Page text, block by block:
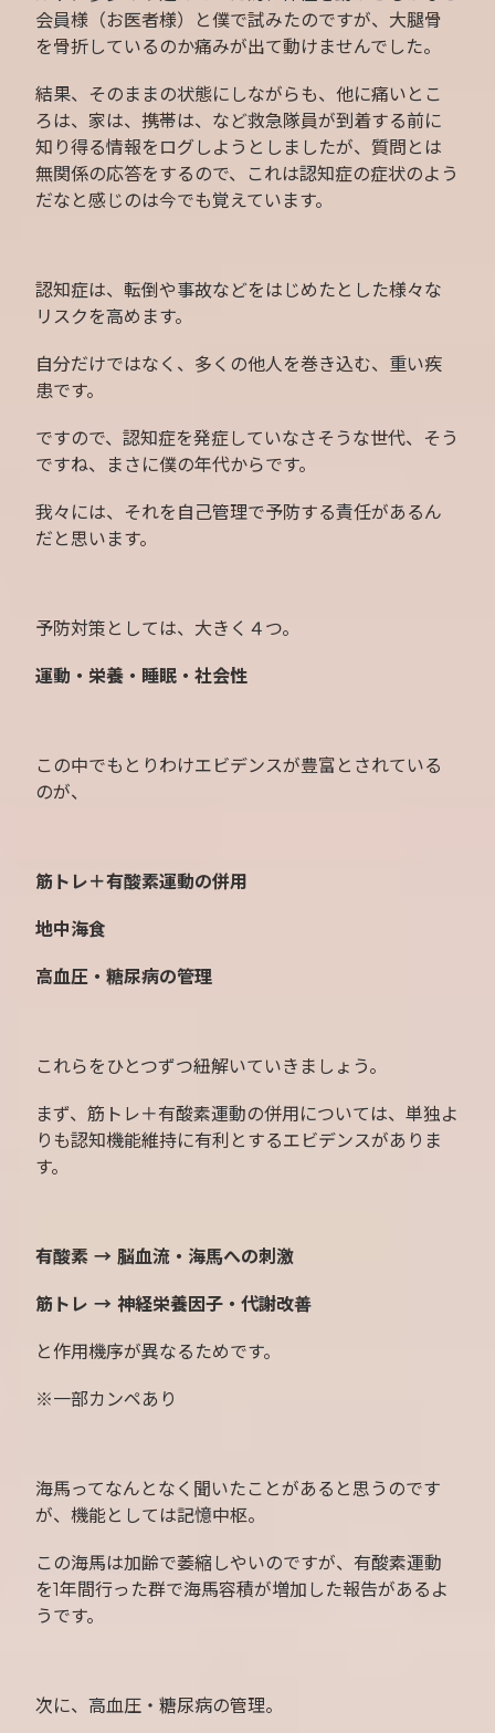
会員様（お医者様）と僕で試みたのですが、大腿骨
を骨折しているのか痛みが出て動けませんでした。
結果、そのままの状態にしながらも、他に痛いとこ
ろは、家は、携帯は、など救急隊員が到着する前に
知り得る情報をログしようとしましたが、質問とは
無関係の応答をするので、これは認知症の症状のよう
だなと感じのは今でも覚えています。
認知症は、転倒や事故などをはじめたとした様々な
リスクを高めます。
自分だけではなく、多くの他人を巻き込む、重い疾
患です。
ですので、認知症を発症していなさそうな世代、そう
ですね、まさに僕の年代からです。
我々には、それを自己管理で予防する責任があるん
だと思います。
予防対策としては、大きく４つ。
運動・栄養・睡眠・社会性
この中でもとりわけエビデンスが豊富とされている
のが、
筋トレ＋有酸素運動の併用
地中海食
高血圧・糖尿病の管理
これらをひとつずつ紐解いていきましょう。
まず、筋トレ＋有酸素運動の併用については、単独よ
りも認知機能維持に有利とするエビデンスがありま
す。
有酸素 → 脳血流・海馬への刺激
筋トレ → 神経栄養因子・代謝改善
と作用機序が異なるためです。
※一部カンペあり
海馬ってなんとなく聞いたことがあると思うのです
が、機能としては記憶中枢。
この海馬は加齢で萎縮しやいのですが、有酸素運動
を1年間行った群で海馬容積が増加した報告があるよ
うです。
次に、高血圧・糖尿病の管理。